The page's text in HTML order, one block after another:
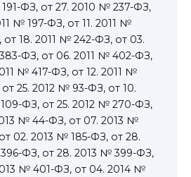
ФЗ, от 27. 2010 № 237-ФЗ,
№ 197-ФЗ, от 11. 2011 №
18. 2011 № 242-ФЗ, от 03.
ФЗ, от 06. 2011 № 402-ФЗ,
№ 417-ФЗ, от 12. 2011 №
25. 2012 № 93-ФЗ, от 10.
ФЗ, от 25. 2012 № 270-ФЗ,
№ 44-ФЗ, от 07. 2013 №
02. 2013 № 185-ФЗ, от 28.
ФЗ, от 28. 2013 № 399-ФЗ,
№ 401-ФЗ, от 04. 2014 №